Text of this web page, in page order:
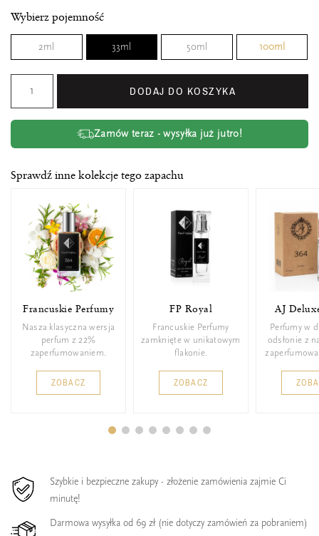
Wybierz pojemność
2ml 33ml 50ml 100ml
DODAJ DO KOSZYKA
Zamów teraz - wysyłka już jutro!
Sprawdź inne kolekcje tego zapachu
Francuskie Perfumy
Nasza klasyczna wersja
perfum z 22%
zaperfumowaniem.
ZOBACZ
FP Royal
Francuskie Perfumy
zamknięte w unikatowym
flakonie.
ZOBACZ
AJ
Perfumy w
odsłonie z
Szybkie i bezpieczne zakupy - złożenie zamówienia zajmie Ci
minutę!
Darmowa wysyłka od 69 zł (nie dotyczy zamówień za pobraniem)